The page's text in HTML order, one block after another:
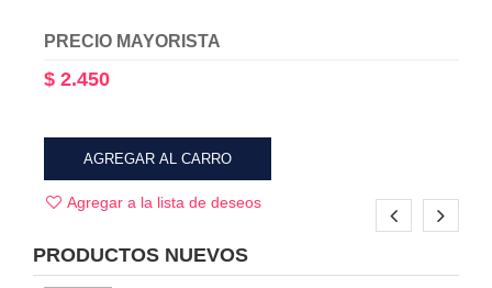
PRECIO MAYORISTA
$ 2.450
AGREGAR AL CARRO
Agregar a la lista de deseos
PRODUCTOS NUEVOS